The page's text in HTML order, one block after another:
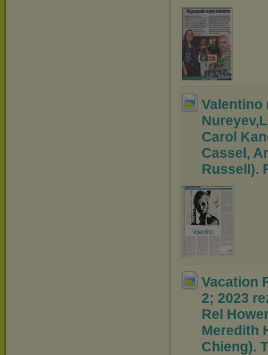
Valentino
Nureyev,
Carol
Cassel,
Russell).
Vacation
2; 2023
Rel
Meredith
Chieng).